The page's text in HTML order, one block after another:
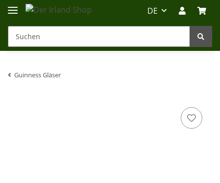
DE
Guinness Gläser